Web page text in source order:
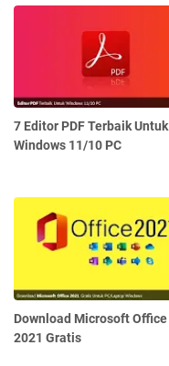
7 Editor PDF Terbaik Untuk
Windows 11/10 PC
Download Microsoft Office
2021 Gratis